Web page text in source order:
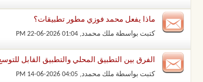
ماذا يفعل محمد فوزي مطور تطبيقات؟
كتبت بواسطة ملك محمدد‏, 22-06-2026 01:04 PM
الفرق بين التطبيق المحلي والتطبيق القابل
كتبت بواسطة ملك محمدد‏, 14-06-2026 04:05 PM